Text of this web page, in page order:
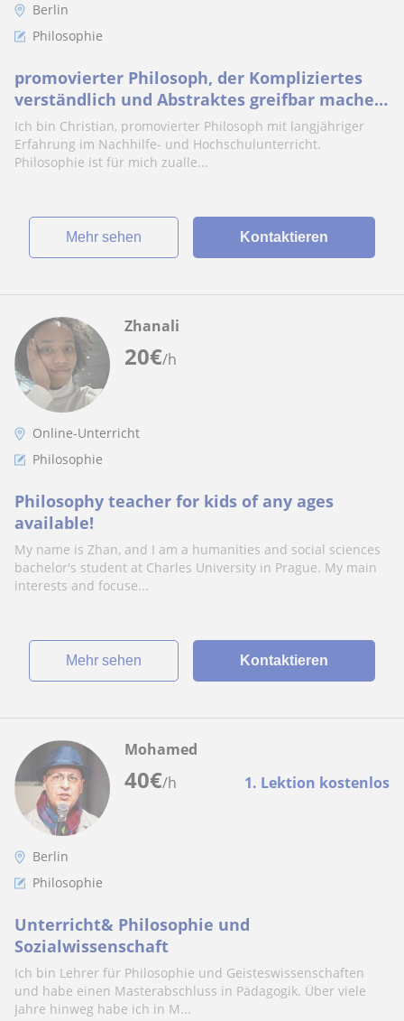
Berlin
Philosophie
promovierter Philosoph, der Kompliziertes
verständlich und Abstraktes greifbar machen
kann
Ich bin Christian, promovierter Philosoph mit langjähriger
Erfahrung im Nachhilfe- und Hochschulunterricht.
Philosophie ist für mich zualle...
Mehr sehen Kontaktieren
20€/h
Zhanali
Online-Unterricht
Philosophie
Philosophy teacher for kids of any ages
available!
My name is Zhan, and I am a humanities and social sciences
bachelor's student at Charles University in Prague. My main
interests and focuse...
Mehr sehen Kontaktieren
40€/h 1. Lektion kostenlos
Mohamed
Berlin
Philosophie
Unterricht& Philosophie und
Sozialwissenschaft
Ich bin Lehrer für Philosophie und Geisteswissenschaften
und habe einen Masterabschluss in Pädagogik. Über viele
Jahre hinweg habe ich in M...